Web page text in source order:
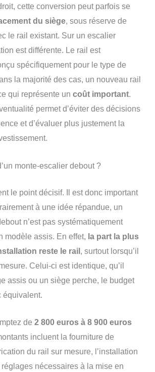
cette conversion peut parfois se
du siège, sous réserve de
le rail existant. Sur un escalier
est différente. Le rail est
spécifiquement pour le type de
la majorité des cas, un nouveau rail
qui représente un coût important.
permet d’éviter des décisions
et d’évaluer plus justement la
monte-escalier debout ?
le point décisif. Il est donc important
à une idée répandue, un
n’est pas systématiquement
modèle assis. En effet, la part la plus
reste le rail , surtout lorsqu’il
Celui-ci est identique, qu’il
assis ou un siège perche, le budget
équivalent.
de 2 800 euros à 8 900 euros
incluent la fourniture de
du rail sur mesure, l’installation
nécessaires à la mise en